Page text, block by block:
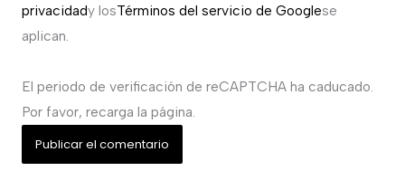
privacidady losTérminos del servicio de Googlese
aplican.
El periodo de verificación de reCAPTCHA ha caducado.
Por favor, recarga la página.